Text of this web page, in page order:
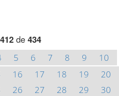
412de 434
5 6 7 8 9
10
16 17 18 19
20
26 27 28 29
30